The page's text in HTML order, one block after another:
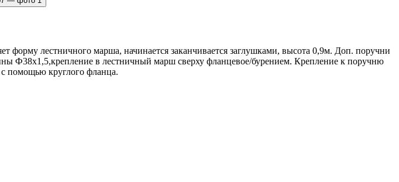
лестничного марша, начинается заканчивается заглушками, высота 0,9м. Доп. поручни
Ф38х1,5,крепление в лестничный марш сверху фланцевое/бурением. Крепление к поручню
с помощью круглого фланца.